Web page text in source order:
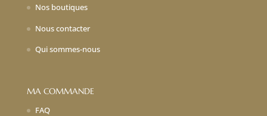
Nos boutiques
Nous contacter
Qui sommes-nous
MA COMMANDE
FAQ